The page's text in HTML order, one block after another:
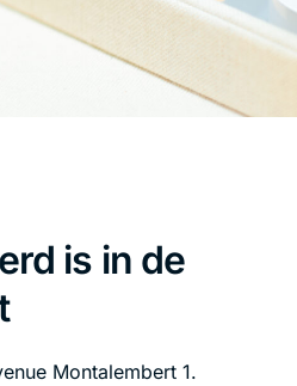
is in de
Montalembert 1.